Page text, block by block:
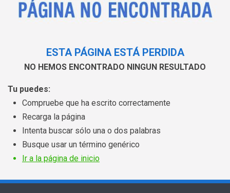
ESTA PÁGINA ESTÁ PERDIDA
NO HEMOS ENCONTRADO NINGUN RESULTADO
Tu puedes:
Compruebe que ha escrito correctamente
Recarga la página
Intenta buscar sólo una o dos palabras
Busque usar un término genérico
Ir a la página de inicio